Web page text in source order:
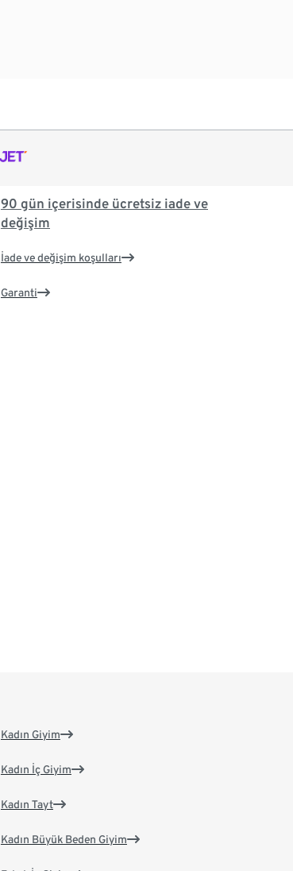
90 gün içerisinde ücretsiz iade ve
değişim
İade ve değişim koşulları
Garanti
Kadın Giyim
Kadın İç Giyim
Kadın Tayt
Kadın Büyük Beden Giyim